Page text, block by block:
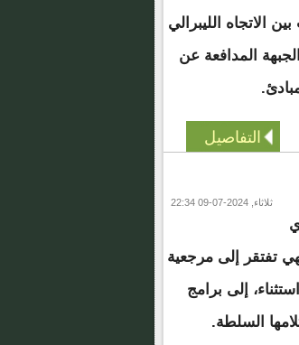
الاتجاه الليبرالي
المدافعة عن
التفاصيل
ثلاثاء, 2024-07-09 22:34
تفتقر إلى مرجعية
إلى برامج
السلطة.